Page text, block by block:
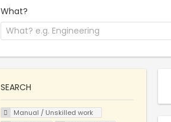
What?
SEARCH
Manual / Unskilled work